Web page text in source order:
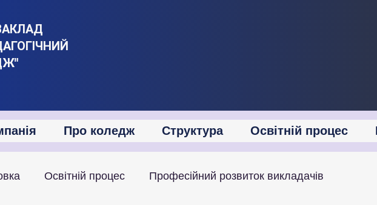
Про коледж Структура Освітній процес
Освітній процес Професійний розвиток викладачів